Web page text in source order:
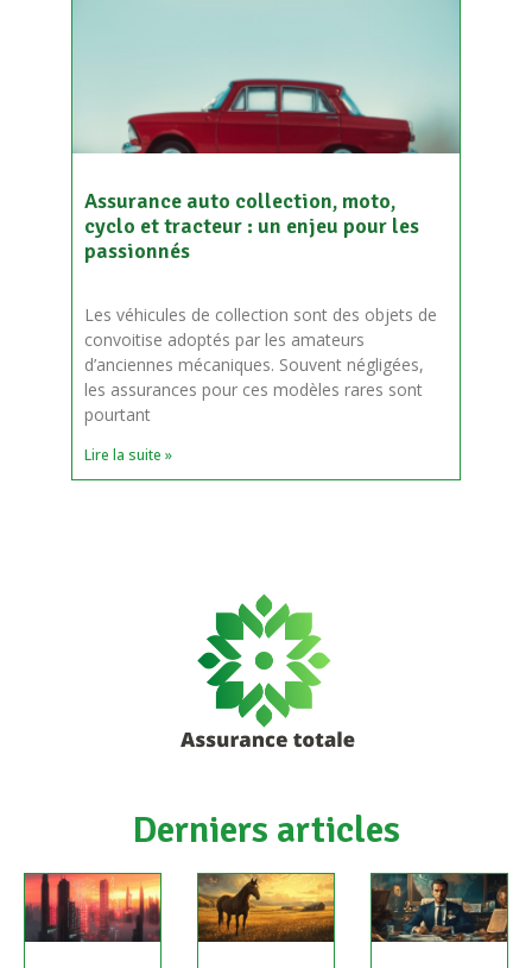
Assurance auto collection, moto,
cyclo et tracteur : un enjeu pour les
passionnés
Les véhicules de collection sont des objets de
convoitise adoptés par les amateurs
d’anciennes mécaniques. Souvent négligées,
les assurances pour ces modèles rares sont
pourtant
Lire la suite »
Derniers articles